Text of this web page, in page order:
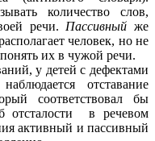
количество слов,
речи. Пассивный же
человек, но не
их в чужой речи.
у детей с дефектами
отставание
соответствовал бы
отсталости в речевом
активный и пассивный